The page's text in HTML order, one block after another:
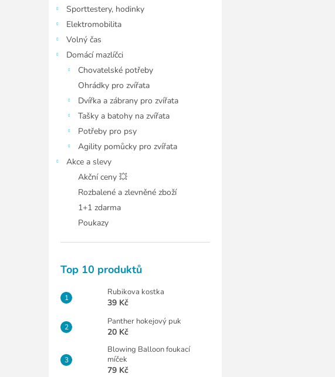
Sporttestery, hodinky
Elektromobilita
Volný čas
Domácí mazlíčci
Chovatelské potřeby
Ohrádky pro zvířata
Dvířka a zábrany pro zvířata
Tašky a batohy na zvířata
Potřeby pro psy
Agility pomůcky pro zvířata
Akce a slevy
Akční ceny 💥
Rozbalené a zlevněné zboží
1+1 zdarma
Poukazy
Top 10 produktů
Rubikova kostka
39 Kč
Panther hokejový puk
20 Kč
Blowing Balloon foukací
míček
79 Kč